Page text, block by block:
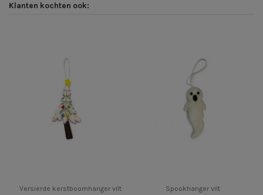
Klanten kochten ook:
Versierde kerstboomhanger vilt Spookhanger vilt